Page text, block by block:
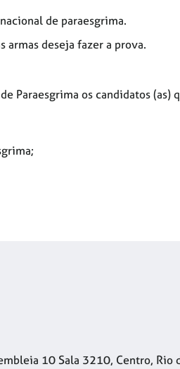
de paraesgrima.
armas deseja fazer a prova.
Paraesgrima os candidatos
10 Sala 3210, Centro, Rio